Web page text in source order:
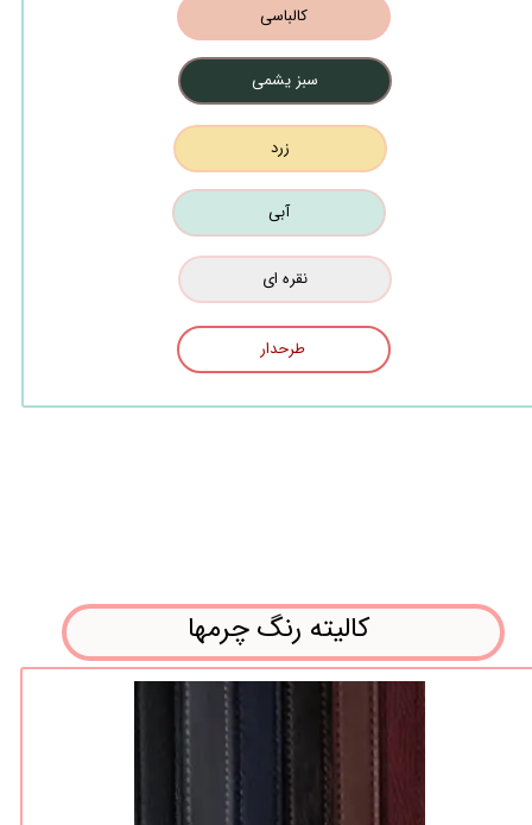
سبز یشمی
زرد
کالباسی
آبی
نقره ای
طرحدار
کالیته رنگ چرمها